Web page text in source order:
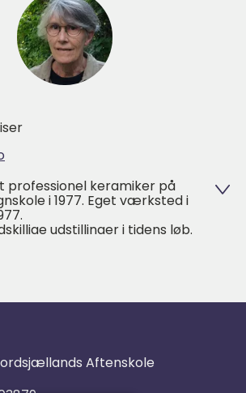
professionel keramiker på
i 1977. Eget værksted i
udstillinger i tidens løb.
Aftenskole